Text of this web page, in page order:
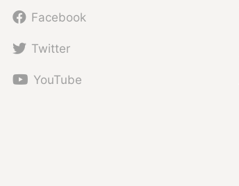
Facebook
Twitter
YouTube